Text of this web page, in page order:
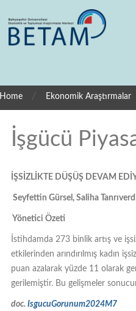
Home / Ekonomik Araştırmalar
İşgücü
İŞSİZLİKTE DÜŞÜŞ DEVAM
Seyfettin Gürsel, Saliha
Yönetici Özeti
İstihdamda 273 binlik artış ve
etkilerinden arındırılmış kadın
puan azalarak yüzde 11 olarak
gerilemiştir. Bu gelişmeler
doc. IsgucuGorunum2024M7